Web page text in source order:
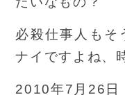
必殺仕事人もそ
ナイですよね、
2010年7月26日